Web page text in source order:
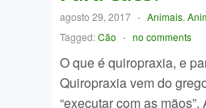
agosto 29, 2017 - Animais,
Tagged:Cão - no comments
O que é quiropraxia, e
Quiropraxia vem do
“executar com as